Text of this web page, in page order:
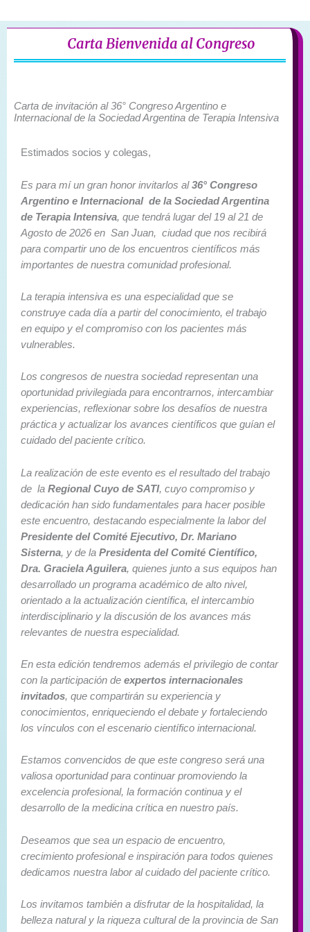
Carta Bienvenida al Congreso
Carta de invitación al 36° Congreso Argentino e
Internacional de la Sociedad Argentina de Terapia Intensiva
Estimados socios y colegas,
Es para mí un gran honor invitarlos al36° Congreso
Argentino e Internacional de la Sociedad Argentina
de Terapia Intensiva, que tendrá lugar del 19 al 21 de
Agosto de 2026 en San Juan, ciudad que nos recibirá
para compartir uno de los encuentros científicos más
importantes de nuestra comunidad profesional.
La terapia intensiva es una especialidad que se
construye cada día a partir del conocimiento, el trabajo
en equipo y el compromiso con los pacientes más
vulnerables.
Los congresos de nuestra sociedad representan una
oportunidad privilegiada para encontrarnos, intercambiar
experiencias, reflexionar sobre los desafíos de nuestra
práctica y actualizar los avances científicos que guían el
cuidado del paciente crítico.
La realización de este evento es el resultado del trabajo
de la Regional Cuyo de SATI, cuyo compromiso y
dedicación han sido fundamentales para hacer posible
este encuentro, destacando especialmente la labor del
Presidente del Comité Ejecutivo, Dr. Mariano
Sisterna, y de la Presidenta del Comité Científico,
Dra. Graciela Aguilera, quienes junto a sus equipos han
desarrollado un programa académico de alto nivel,
orientado a la actualización científica, el intercambio
interdisciplinario y la discusión de los avances más
relevantes de nuestra especialidad.
En esta edición tendremos además el privilegio de contar
con la participación de expertos internacionales
invitados, que compartirán su experiencia y
conocimientos, enriqueciendo el debate y fortaleciendo
los vínculos con el escenario científico internacional.
Estamos convencidos de que este congreso será una
valiosa oportunidad para continuar promoviendo la
excelencia profesional, la formación continua y el
desarrollo de la medicina crítica en nuestro país.
Deseamos que sea un espacio de encuentro,
crecimiento profesional e inspiración para todos quienes
dedicamos nuestra labor al cuidado del paciente crítico.
Los invitamos también a disfrutar de la hospitalidad, la
belleza natural y la riqueza cultural de la provincia de San